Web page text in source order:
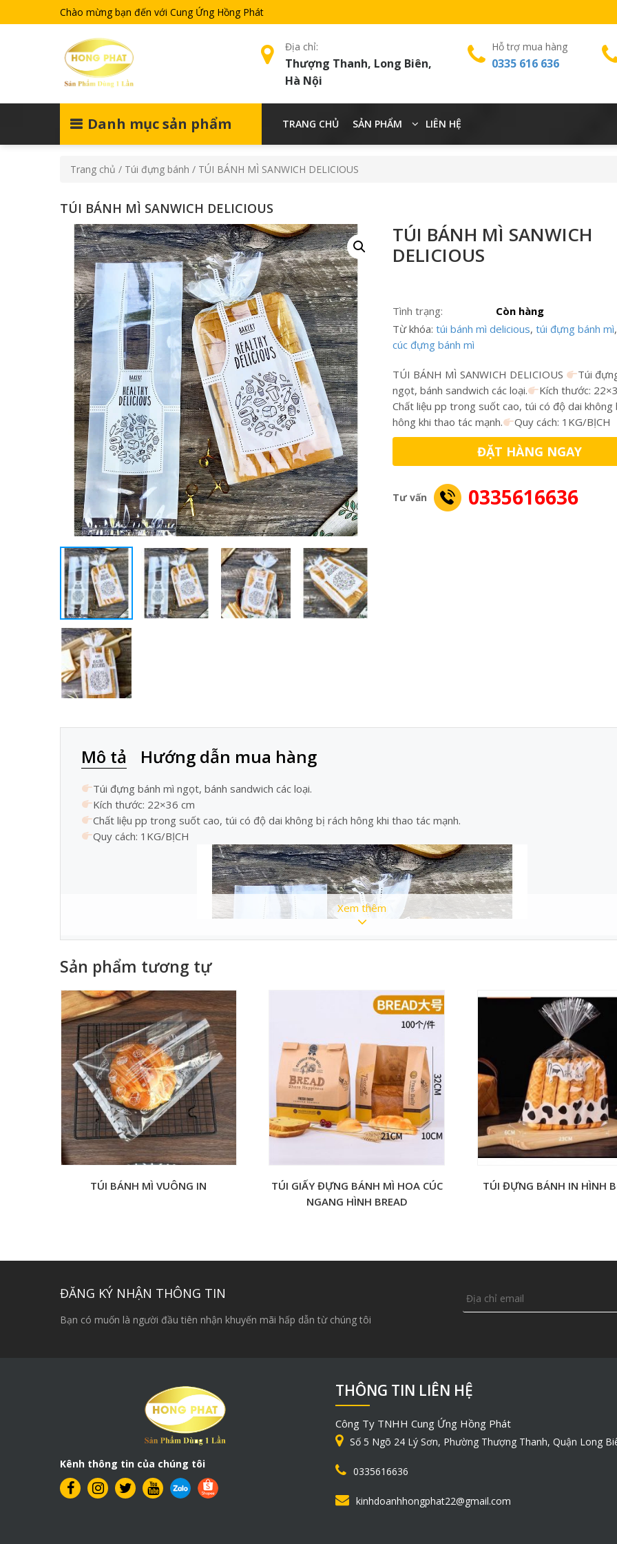
Chào mừng bạn đến với Cung Ứng Hồng Phát
Địa chỉ:
Thượng Thanh, Long Biên,
Hà Nội
Hỗ trợ mua hàng
0335 616 636
Danh mục sản phẩm TRANG CHỦ SẢN PHẨM LIÊN HỆ
Trang chủ / Túi đựng bánh / TÚI BÁNH MÌ SANWICH DELICIOUS
TÚI BÁNH MÌ SANWICH DELICIOUS
TÚI BÁNH MÌ SANWICH
DELICIOUS
Tình trạng:
Còn hàng
Từ khóa: túi bánh mì delicious, túi đựng bánh mì,
cúc đựng bánh mì
TÚI BÁNH MÌ SANWICH DELICIOUS
Túi
ngọt, bánh sandwich các loại.
Kích thước:
Chất liệu pp trong suốt cao, túi có độ dai không
hông khi thao tác mạnh.
Quy cách: 1KG/BỊCH
ĐẶT HÀNG NGAY
Tư vấn 0335616636
Mô tả Hướng dẫn mua hàng
Túi đựng bánh mì ngọt, bánh sandwich các loại.
Kích thước: 22×36 cm
Chất liệu pp trong suốt cao, túi có độ dai không bị rách hông khi thao tác mạnh.
Quy cách: 1KG/BỊCH
Xem thêm
Sản phẩm tương tự
TÚI BÁNH MÌ VUÔNG IN
TÚI GIẤY ĐỰNG BÁNH MÌ HOA CÚC
NGANG HÌNH BREAD
TÚI ĐỰNG BÁNH IN HÌNH
ĐĂNG KÝ NHẬN THÔNG TIN
Bạn có muốn là người đầu tiên nhận khuyến mãi hấp dẫn từ chúng tôi
Kênh thông tin của chúng tôi
THÔNG TIN LIÊN HỆ
Công Ty TNHH Cung Ứng Hồng Phát
Số 5 Ngõ 24 Lý Sơn, Phường Thượng Thanh, Quận Long
0335616636
kinhdoanhhongphat22@gmail.com